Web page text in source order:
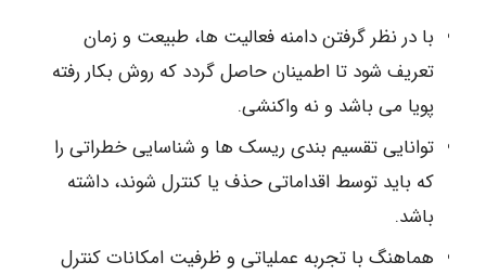
با در نظر گرفتن دامنه فعالیت ها، طبیعت و زمان
تعریف شود تا اطمینان حاصل گردد که روش بکار رفته
پویا می باشد و نه واکنشی.
توانایی تقسیم بندی ریسک ها و شناسایی خطراتی را
که باید توسط اقداماتی حذف یا کنترل شوند،‌ داشته
باشد.
هماهنگ با تجربه عملیاتی و ظرفیت امکانات کنترل